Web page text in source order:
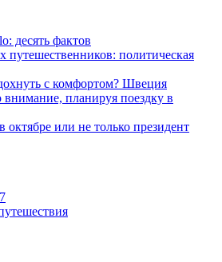
десять фактов
путешественников: политическая
с комфортом? Швеция
планируя поездку в
или не только президент
7